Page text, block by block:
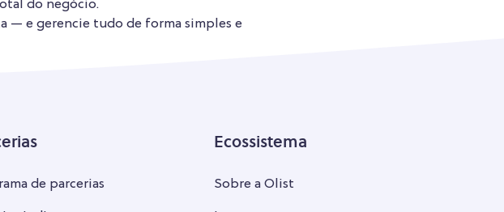
do negócio.
— e gerencie tudo de forma simples e
de parcerias
Ecossistema
Sobre a Olist